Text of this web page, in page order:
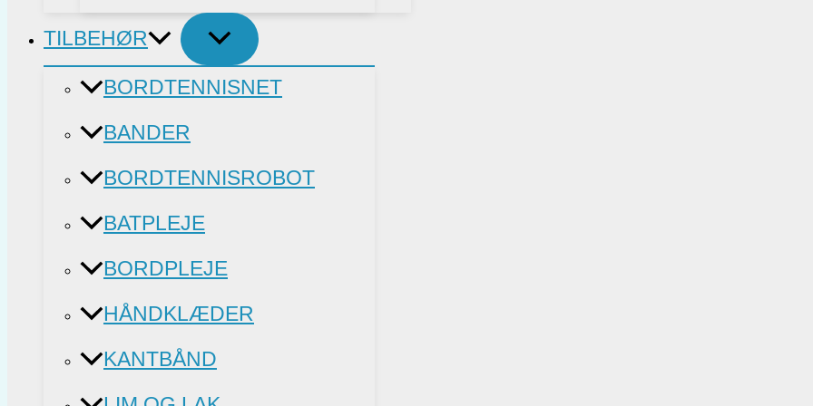
TILBEHØR
BORDTENNISNET
BANDER
BORDTENNISROBOT
BATPLEJE
BORDPLEJE
HÅNDKLÆDER
KANTBÅND